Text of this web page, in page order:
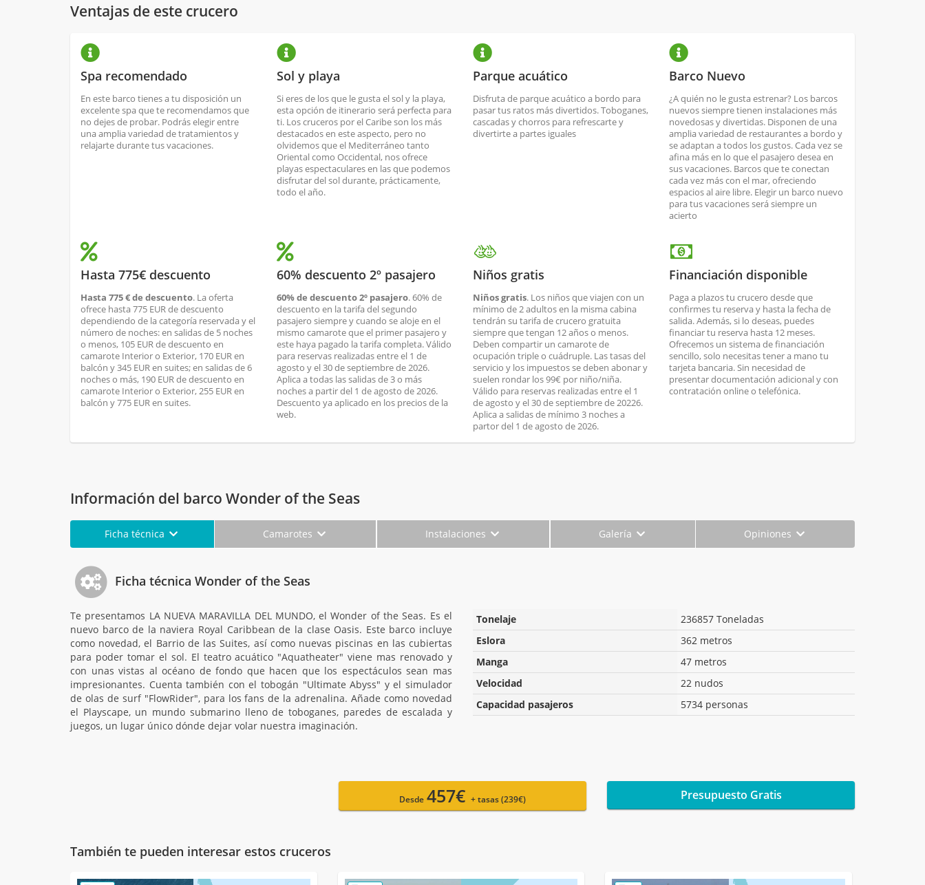
Ventajas de este crucero
Spa recomendado
En este barco tienes a tu disposición un
excelente spa que te recomendamos que
no dejes de probar. Podrás elegir entre
una amplia variedad de tratamientos y
relajarte durante tus vacaciones.
Sol y playa
Si eres de los que le gusta el sol y la playa,
esta opción de itinerario será perfecta para
ti. Los cruceros por el Caribe son los más
destacados en este aspecto, pero no
olvidemos que el Mediterráneo tanto
Oriental como Occidental, nos ofrece
playas espectaculares en las que podemos
disfrutar del sol durante, prácticamente,
todo el año.
Parque acuático
Disfruta de parque acuático a bordo para
pasar tus ratos más divertidos. Toboganes,
cascadas y chorros para refrescarte y
divertirte a partes iguales
Barco Nuevo
¿A quién no le gusta estrenar? Los barcos
nuevos siempre tienen instalaciones más
novedosas y divertidas. Disponen de una
amplia variedad de restaurantes a bordo y
se adaptan a todos los gustos. Cada vez se
afina más en lo que el pasajero desea en
sus vacaciones. Barcos que te conectan
cada vez más con el mar, ofreciendo
espacios al aire libre. Elegir un barco nuevo
para tus vacaciones será siempre un
acierto
Hasta 775€ descuento
Hasta 775 € de descuento. La oferta
ofrece hasta 775 EUR de descuento
dependiendo de la categoría reservada y el
número de noches: en salidas de 5 noches
o menos, 105 EUR de descuento en
camarote Interior o Exterior, 170 EUR en
balcón y 345 EUR en suites; en salidas de 6
noches o más, 190 EUR de descuento en
camarote Interior o Exterior, 255 EUR en
balcón y 775 EUR en suites.
60% descuento 2º pasajero
60% de descuento 2º pasajero. 60% de
descuento en la tarifa del segundo
pasajero siempre y cuando se aloje en el
mismo camarote que el primer pasajero y
este haya pagado la tarifa completa. Válido
para reservas realizadas entre el 1 de
agosto y el 30 de septiembre de 2026.
Aplica a todas las salidas de 3 o más
noches a partir del 1 de agosto de 2026.
Descuento ya aplicado en los precios de la
web.
Niños gratis
Niños gratis. Los niños que viajen con un
mínimo de 2 adultos en la misma cabina
tendrán su tarifa de crucero gratuita
siempre que tengan 12 años o menos.
Deben compartir un camarote de
ocupación triple o cuádruple. Las tasas del
servicio y los impuestos se deben abonar y
suelen rondar los 99€ por niño/niña.
Válido para reservas realizadas entre el 1
de agosto y el 30 de septiembre de 20226.
Aplica a salidas de mínimo 3 noches a
partor del 1 de agosto de 2026.
Financiación disponible
Paga a plazos tu crucero desde que
confirmes tu reserva y hasta la fecha de
salida. Además, si lo deseas, puedes
financiar tu reserva hasta 12 meses.
Ofrecemos un sistema de financiación
sencillo, solo necesitas tener a mano tu
tarjeta bancaria. Sin necesidad de
presentar documentación adicional y con
contratación online o telefónica.
Información del barco Wonder of the Seas
Ficha técnica Camarotes Instalaciones Galería Opiniones
Ficha técnica Wonder of the Seas
Te presentamos LA NUEVA MARAVILLA DEL MUNDO, el Wonder of the Seas. Es el
nuevo barco de la naviera Royal Caribbean de la clase Oasis. Este barco incluye
como novedad, el Barrio de las Suites, así como nuevas piscinas en las cubiertas
para poder tomar el sol. El teatro acuático "Aquatheater" viene mas renovado y
con unas vistas al océano de fondo que hacen que los espectáculos sean mas
impresionantes. Cuenta también con el tobogán "Ultimate Abyss" y el simulador
de olas de surf "FlowRider", para los fans de la adrenalina. Añade como novedad
el Playscape, un mundo submarino lleno de toboganes, paredes de escalada y
juegos, un lugar único dónde dejar volar nuestra imaginación.
Tonelaje
236857 Toneladas
Eslora
362 metros
Manga
47 metros
Velocidad
22 nudos
Capacidad pasajeros
5734 personas
Desde 457€ + tasas (239€) Presupuesto Gratis
También te pueden interesar estos cruceros